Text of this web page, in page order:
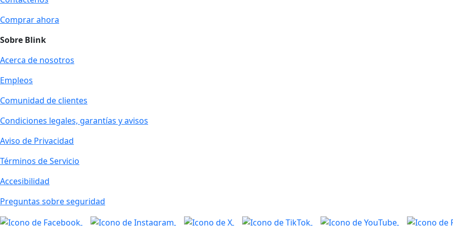
Comprar ahora
Sobre Blink
Acerca de nosotros
Empleos
Comunidad de clientes
Condiciones legales, garantías y avisos
Aviso de Privacidad
Términos de Servicio
Accesibilidad
Preguntas sobre seguridad